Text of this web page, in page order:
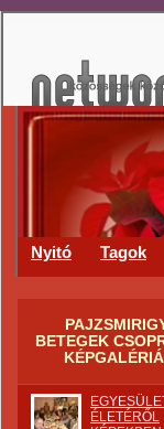
Nyitó Tagok
BETEGEK
ÉLETÉRŐL